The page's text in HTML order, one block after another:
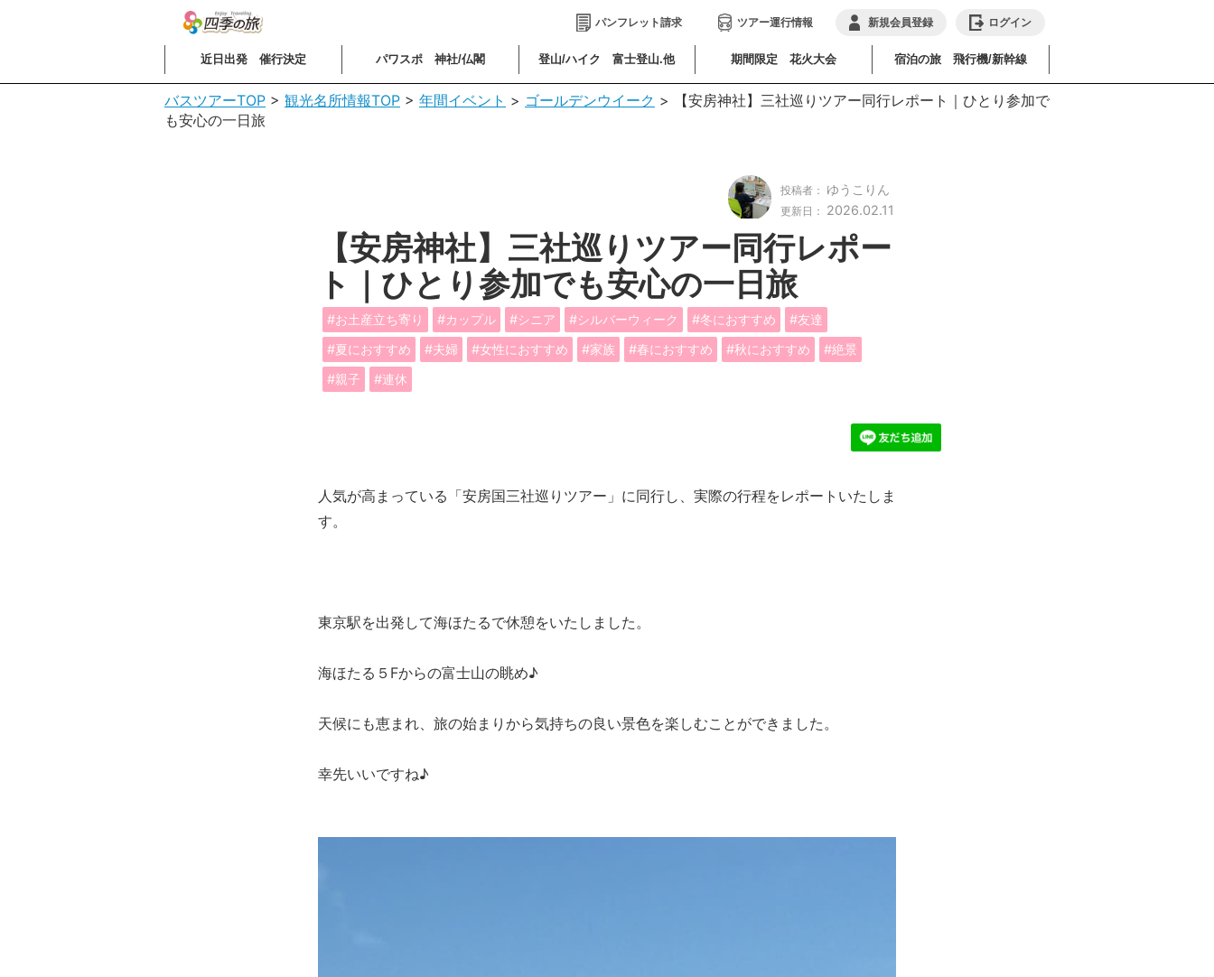
パンフレット請求 ツアー運行情報 新規会員登録 ログイン
近日出発 催行決定 パワスポ 神社/仏閣 登山/ハイク 富士登山.他 期間限定 花火大会 宿泊の旅 飛行機/新幹線
バスツアーTOP > 観光名所情報TOP > 年間イベント > ゴールデンウイーク >
【安房神社】三社巡りツアー同行レポート｜ひとり参加で
も安心の一日旅
投稿者： ゆうこりん
更新日： 2026.02.11
【安房神社】三社巡りツアー同行レポー
ト｜ひとり参加でも安心の一日旅
お土産立ち寄り カップル シニア シルバーウィーク 冬におすすめ
友達
夏におすすめ
夫婦 女性におすすめ 家族 春におすすめ 秋におすすめ
絶景
親子
連休
人気が高まっている「安房国三社巡りツアー」に同行し、実際の行程をレポートいたしま
す。
東京駅を出発して海ほたるで休憩をいたしました。
海ほたる５Fからの富士山の眺め♪
天候にも恵まれ、旅の始まりから気持ちの良い景色を楽しむことができました。
幸先いいですね♪